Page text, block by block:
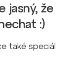
jasný, že
:)
také speciál